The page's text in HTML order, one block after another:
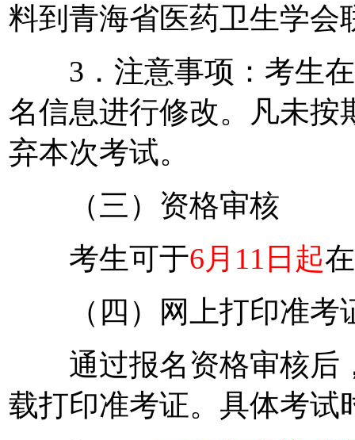
料到青海省医药卫生学会
3．注意事项：考生在
名信息进行修改。凡未按
弃本次考试。
（三）资格审核
考生可于6月11日起
（四）网上打印准考
通过报名资格审核后
载打印准考证。具体考试